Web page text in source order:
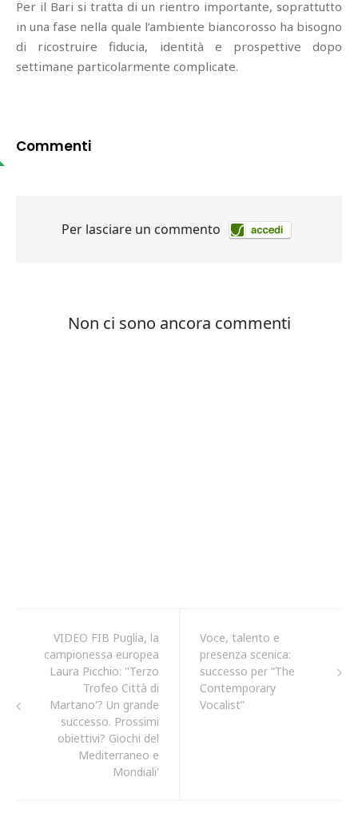
Per il Bari si tratta di un rientro importante, soprattutto
in una fase nella quale l’ambiente biancorosso ha bisogno
di ricostruire fiducia, identità e prospettive dopo
settimane particolarmente complicate.
Commenti
VIDEO FIB Puglia, la
campionessa europea
Laura Picchio: ''Terzo
Trofeo Città di
Martano'? Un grande
successo. Prossimi
obiettivi? Giochi del
Mediterraneo e
Mondiali'
Voce, talento e
presenza scenica:
successo per “The
Contemporary
Vocalist”